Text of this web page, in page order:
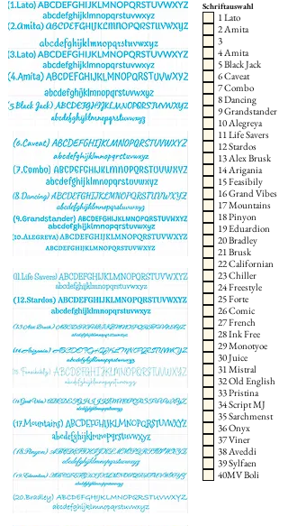
Schriftauswahl
1 Lato
2 Amita
3
4 Amita
5 Black Jack
6 Caveat
7 Combo
8 Dancing
9 Grandstander
10 Alegreya
11 Life Savers
12 Stardos
13 Alex Brusk
14 Arigania
15 Feasibily
16 Grand Vibes
17 Mountains
18 Pinyon
19 Eduardion
20 Bradley
21 Brusk
22 Californian
23 Chiller
24 Freestyle
25 Forte
26 Comic
27 French
28 Ink Free
29 Monotyoe
30 Juice
31 Mistral
32 Old English
33 Pristina
34 Script MJ
35 Sarchmenst
36 Onyx
37 Viner
38 Aveddi
39 Sylfaen
40MV Boli